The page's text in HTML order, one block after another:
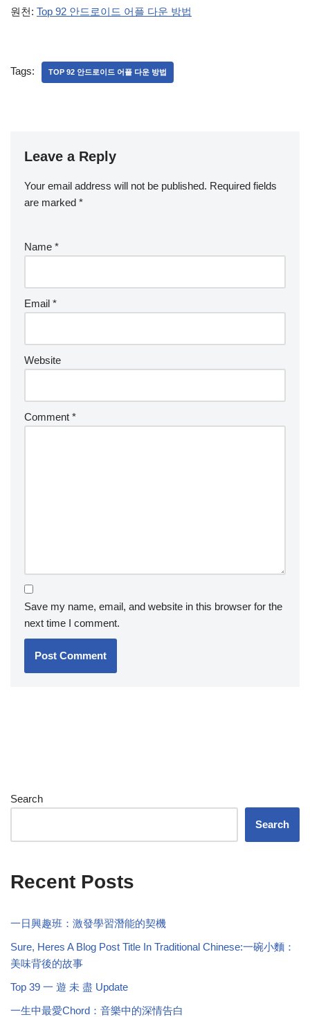
원천: Top 92 안드로이드 어플 다운 방법
Tags: TOP 92 안드로이드 어플 다운 방법
Leave a Reply
Your email address will not be published. Required fields
are marked *
Name *
Email *
Website
Comment *
Save my name, email, and website in this browser for the
next time I comment.
Search
Search
Recent Posts
一日興趣班：激發學習潛能的契機
Sure, Heres A Blog Post Title In Traditional Chinese:一碗小麵：
美味背後的故事
Top 39 一 遊 未 盡 Update
一生中最愛Chord：音樂中的深情告白